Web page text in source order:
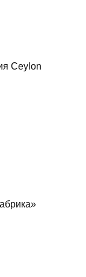
Ceylon